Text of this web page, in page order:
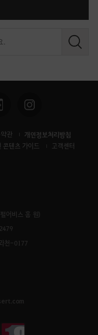
검
관 개인정보처리방침
콘텐츠 가이드
고객센터
어비스 홈 원)
천-0177